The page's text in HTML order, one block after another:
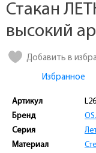
Стакан
высокий
Добавить в
Избранное
Артикул
Бренд
Серия
Материал